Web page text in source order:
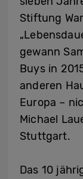
Stiftung
gewann
Buys in
anderen
Europa –
Michael
Stuttgart.
Das 10